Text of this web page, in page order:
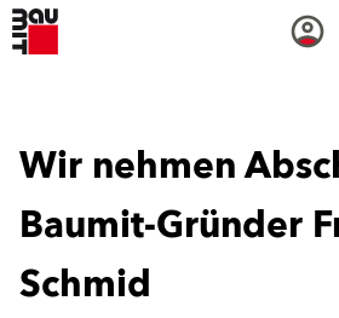
Wir nehmen
Baumit-Gründer
Schmid